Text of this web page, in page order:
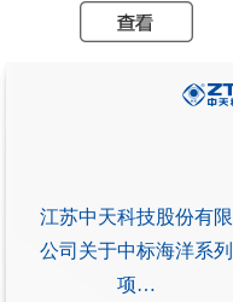
江苏中天科技股份有限
公司关于中标海洋系列
项…